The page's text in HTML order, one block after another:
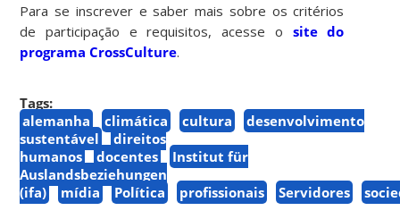
Para se inscrever e saber mais sobre os critérios
de participação e requisitos, acesse o site do
programa CrossCulture.
Tags:
alemanha
climática cultura
desenvolvimento
sustentável
direitos
humanos
docentes
Institut für
Auslandsbeziehungen
(ifa)
mídia Política profissionais Servidores